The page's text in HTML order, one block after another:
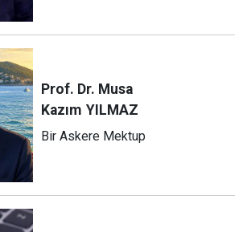
Prof. Dr. Musa
Kazım YILMAZ
Bir Askere Mektup